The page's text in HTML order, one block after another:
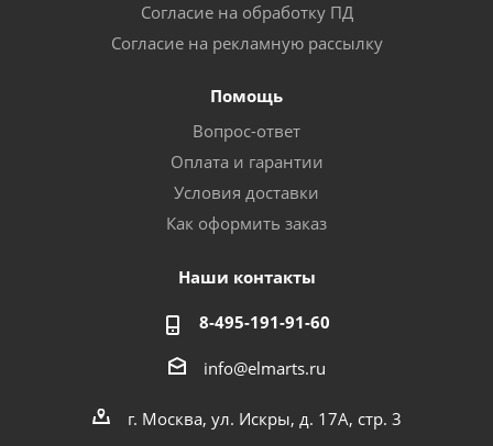
Согласие на обработку ПД
Согласие на рекламную рассылку
Помощь
Вопрос-ответ
Оплата и гарантии
Условия доставки
Как оформить заказ
Наши контакты
8-495-191-91-60
info@elmarts.ru
г. Москва, ул. Искры, д. 17А, стр. 3